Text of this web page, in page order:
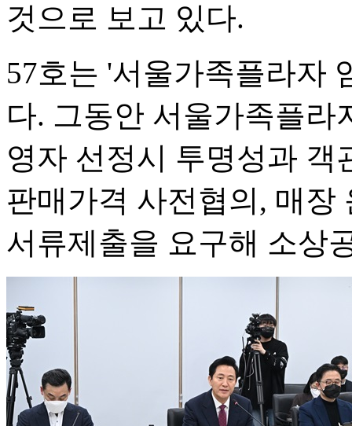
것으로 보고 있다.
57호는 '서울가족플라자
다. 그동안 서울가족플라
영자 선정시 투명성과 객
판매가격 사전협의, 매장
서류제출을 요구해 소상